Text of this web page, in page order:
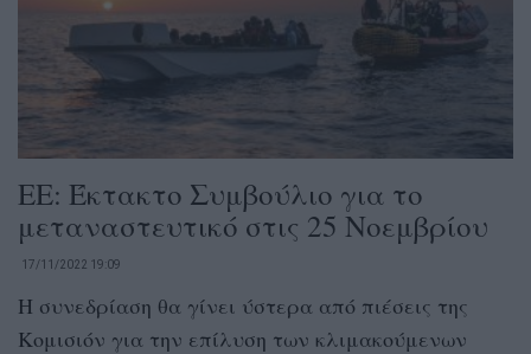
ΕΕ: Έκτακτο Συμβούλιο για το
μεταναστευτικό στις 25 Νοεμβρίου
17/11/2022 19:09
H συνεδρίαση θα γίνει ύστερα από πιέσεις της
Κομισιόν για την επίλυση των κλιμακούμενων